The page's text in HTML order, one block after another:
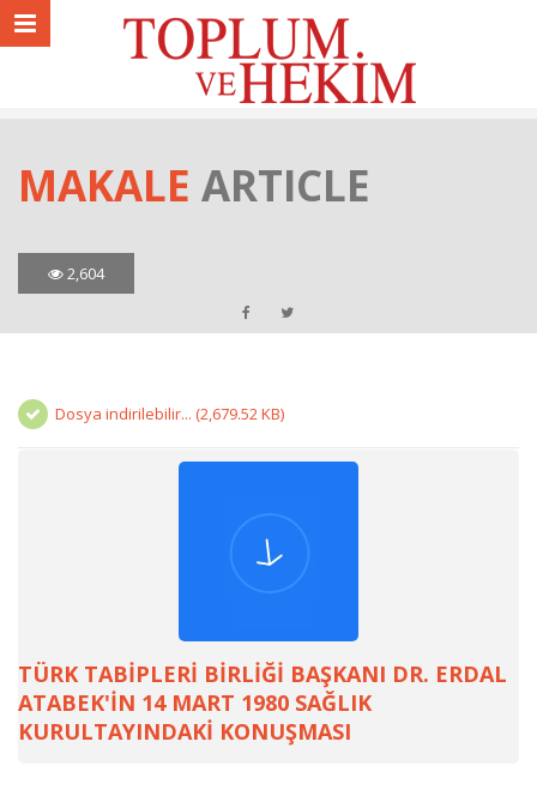
MAKALE ARTICLE
2,604
Dosya indirilebilir... (2,679.52 KB)
TÜRK TABİPLERİ BİRLİĞİ BAŞKANI DR. ERDAL
ATABEK'İN 14 MART 1980 SAĞLIK
KURULTAYINDAKİ KONUŞMASI